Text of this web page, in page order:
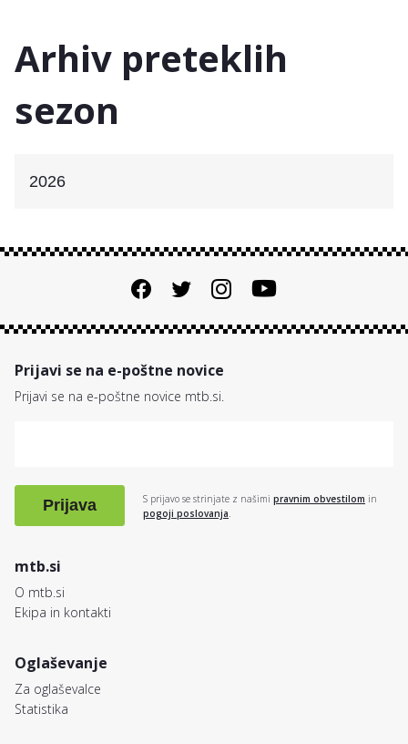
Arhiv preteklih
sezon
mtb.si
O mtb.si
Ekipa in kontakti
Oglaševanje
Za oglaševalce
Statistika
Prijavi se na e-poštne novice
Prijavi se na e-poštne novice mtb.si.
Prijava S prijavo se strinjate z našimi pravnim obvestilom in
pogoji poslovanja